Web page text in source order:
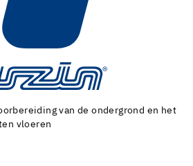
Machines en speciaal gereedschap
van de ondergrond en het leggen van